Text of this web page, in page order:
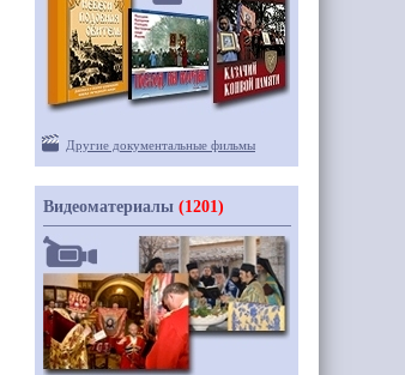
Другие документальные фильмы
Видеоматериалы (1201)